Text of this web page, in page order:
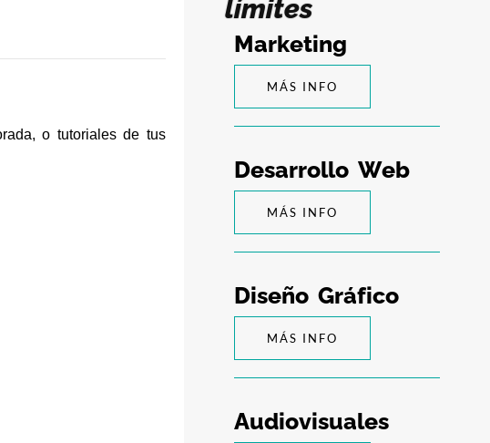
o tutoriales de tus
límites
Marketing
MÁS INFO
Desarrollo Web
MÁS INFO
Diseño Gráfico
MÁS INFO
Audiovisuales